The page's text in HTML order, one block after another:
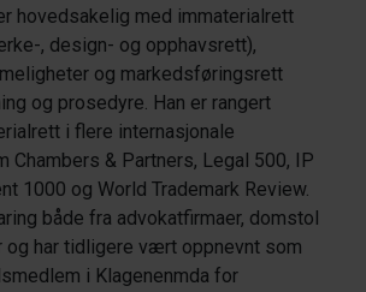
hovedsakelig med immaterialrett
, design- og opphavsrett),
og markedsføringsrett
og prosedyre. Han er rangert
i flere internasjonale
Chambers & Partners, Legal 500, IP
1000 og World Trademark Review.
både fra advokatfirmaer, domstol
og har tidligere vært oppnevnt som
i Klagenenmda for